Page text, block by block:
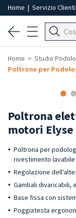
Home | Servizio Clienti
Home Studio
Poltrone per
Poltrona
motori Elyse
Poltrona per
rivestimento
Regolazione
Gambali divaricabili,
Base fissa con
Poggiatesta